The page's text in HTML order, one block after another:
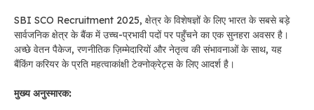
SBI SCO Recruitment 2025, क्षेत्र के विशेषज्ञों के लिए भारत के सबसे बड़े
सार्वजनिक क्षेत्र के बैंक में उच्च-प्रभावी पदों पर पहुँचने का एक सुनहरा अवसर है।
अच्छे वेतन पैकेज, रणनीतिक ज़िम्मेदारियों और नेतृत्व की संभावनाओं के साथ, यह
बैंकिंग करियर के प्रति महत्वाकांक्षी टेक्नोक्रेट्स के लिए आदर्श है।
मुख्य अनुस्मारक: